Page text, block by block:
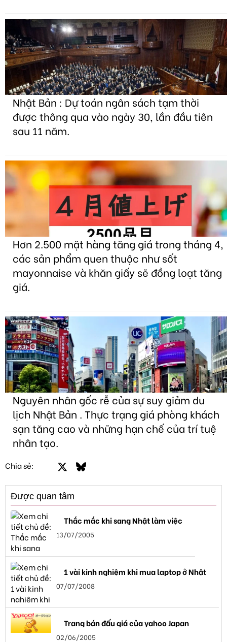
Nhật Bản : Dự toán ngân sách tạm thời
được thông qua vào ngày 30, lần đầu tiên
sau 11 năm.
Hơn 2.500 mặt hàng tăng giá trong tháng 4,
các sản phẩm quen thuộc như sốt
mayonnaise và khăn giấy sẽ đồng loạt tăng
giá.
Nguyên nhân gốc rễ của sự suy giảm du
lịch Nhật Bản . Thực trạng giá phòng khách
sạn tăng cao và những hạn chế của trí tuệ
nhân tạo.
Chia sẻ: FacebookBluesky
Được quan tâm
Thắc mắc khi sang Nhật làm việc
13/07/2005
1 vài kinh nghiệm khi mua laptop ở Nhật
07/07/2008
Trang bán đấu giá của yahoo Japan
02/06/2005